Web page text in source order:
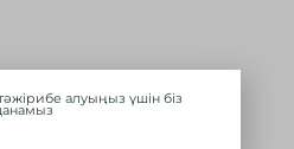
алуыңыз үшін біз